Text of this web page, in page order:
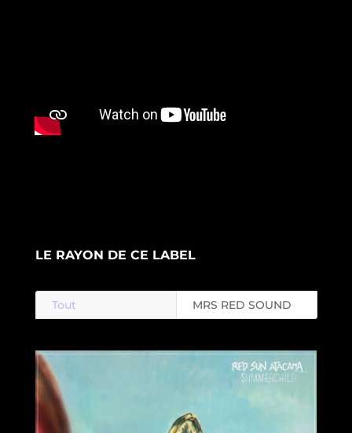
LE RAYON DE CE LABEL
Tout MRS RED SOUND